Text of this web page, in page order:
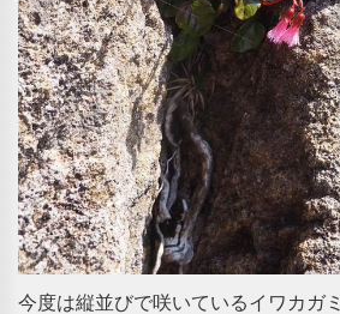
今度は縦並びで咲いているイワカガミ